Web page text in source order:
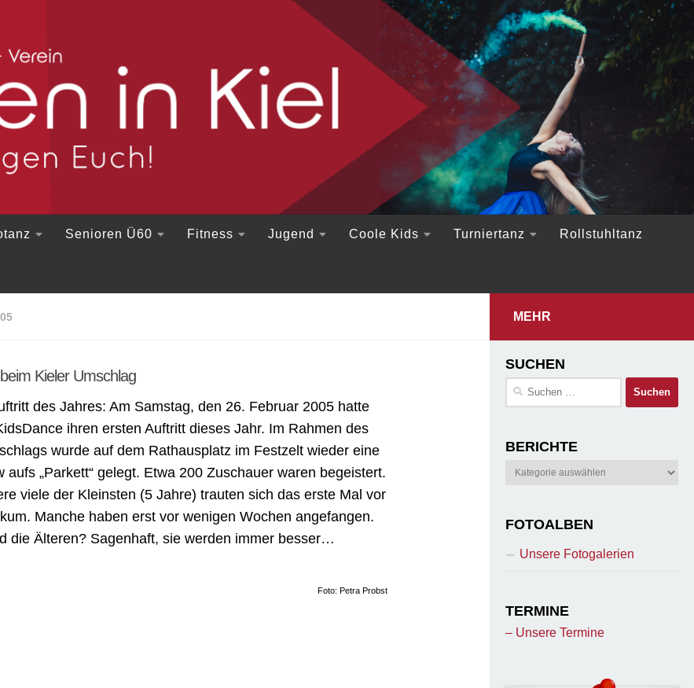
Senioren Ü60 Fitness Jugend Coole Kids Turniertanz Rollstuhltanz
Kieler Umschlag
des Jahres: Am Samstag, den 26. Februar 2005 hatte
ihren ersten Auftritt dieses Jahr. Im Rahmen des
wurde auf dem Rathausplatz im Festzelt wieder eine
aufs „Parkett“ gelegt. Etwa 200 Zuschauer waren begeistert.
viele der Kleinsten (5 Jahre) trauten sich das erste Mal vor
Manche haben erst vor wenigen Wochen angefangen.
die Älteren? Sagenhaft, sie werden immer besser…
Foto: Petra Probst
MEHR
SUCHEN
Suchen
BERICHTE
Berichte
FOTOALBEN
Unsere Fotogalerien
TERMINE
– Unsere Termine